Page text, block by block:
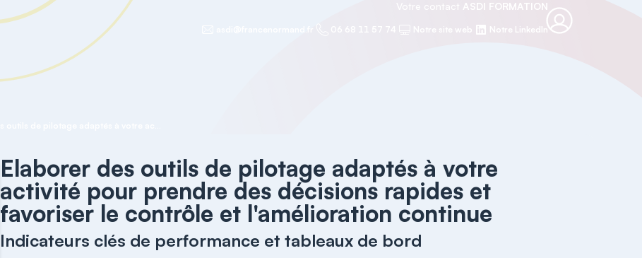
Votre contact ASDI FORMATION
Notre site web Notre LinkedIn
Elaborer des outils de pilotage adaptés à votre
activité pour prendre des décisions rapides et
favoriser le contrôle et l'amélioration continue
Indicateurs clés de performance et tableaux de bord